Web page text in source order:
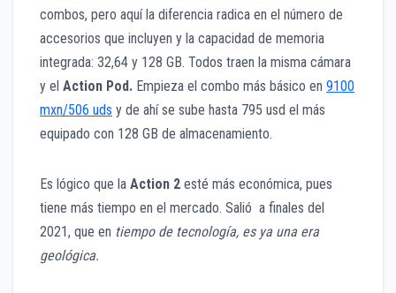
combos, pero aquí la diferencia radica en el número de
accesorios que incluyen y la capacidad de memoria
integrada: 32,64 y 128 GB. Todos traen la misma cámara
y el Action Pod. Empieza el combo más básico en 9100
mxn/506 uds y de ahí se sube hasta 795 usd el más
equipado con 128 GB de almacenamiento.
Es lógico que la Action 2 esté más económica, pues
tiene más tiempo en el mercado. Salió a finales del
2021, que en tiempo de tecnología, es ya una era
geológica.